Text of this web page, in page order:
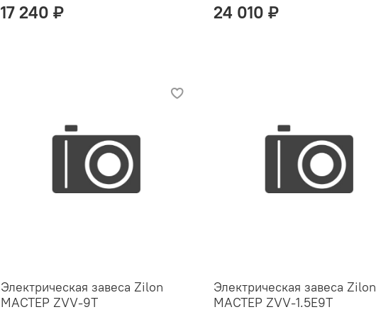
17 240 ₽ 24 010 ₽
Электрическая завеса Zilon
МАСТЕР ZVV-9T
Электрическая завеса Zilon
МАСТЕР ZVV-1.5E9T